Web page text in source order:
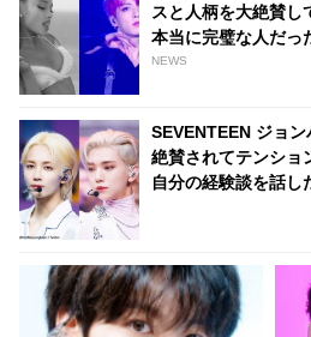
スと人柄を大絶賛し
本当に完璧な人だっ
りにファンは脱帽「
NEWS
SEVENTEEN ジョ
絶賛されてテンショ
自分の経験談を話し